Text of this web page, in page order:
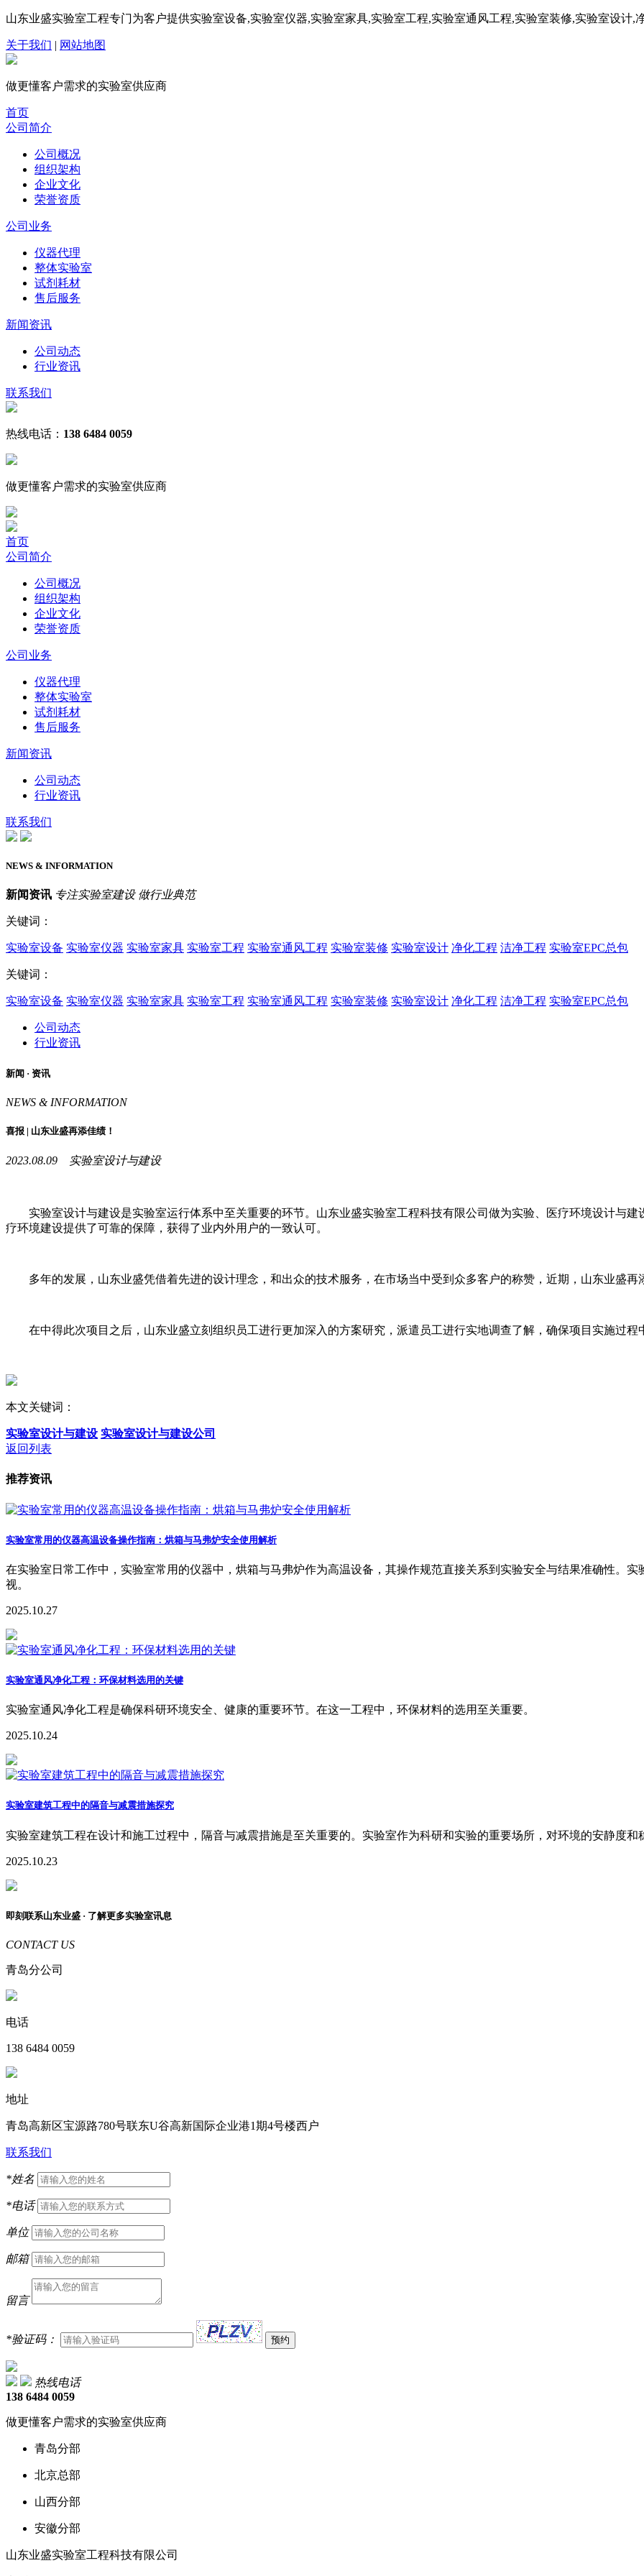
山东业盛实验室工程专门为客户提供实验室设备,实验室仪器,实验室家具,实验室工程,实验室通风工程,实验室装修,实验室设计,
关于我们 | 网站地图
做更懂客户需求的实验室供应商
首页
公司简介
公司概况
组织架构
企业文化
荣誉资质
公司业务
仪器代理
整体实验室
试剂耗材
售后服务
新闻资讯
公司动态
行业资讯
联系我们
热线电话： 138 6484 0059
做更懂客户需求的实验室供应商
首页
公司简介
公司概况
组织架构
企业文化
荣誉资质
公司业务
仪器代理
整体实验室
试剂耗材
售后服务
新闻资讯
公司动态
行业资讯
联系我们
NEWS & INFORMATION
新闻资讯 专注实验室建设 做行业典范
关键词：
实验室设备 实验室仪器 实验室家具 实验室工程 实验室通风工程 实验室装修 实验室设计 净化工程 洁净工程 实验室EPC总包
关键词：
实验室设备 实验室仪器 实验室家具 实验室工程 实验室通风工程 实验室装修 实验室设计 净化工程 洁净工程 实验室EPC总包
公司动态
行业资讯
新闻 · 资讯
NEWS & INFORMATION
喜报 | 山东业盛再添佳绩！
2023.08.09 实验室设计与建设
实验室设计与建设是实验室运行体系中至关重要的环节。山东业盛实验室工程科技有限公司做为实验、医疗环境设计与
疗环境建设提供了可靠的保障，获得了业内外用户的一致认可。
多年的发展，山东业盛凭借着先进的设计理念，和出众的技术服务，在市场当中受到众多客户的称赞，近期，山东业盛再
在中得此次项目之后，山东业盛立刻组织员工进行更加深入的方案研究，派遣员工进行实地调查了解，确保项目实施过
本文关键词：
实验室设计与建设 实验室设计与建设公司
返回列表
推荐资讯
实验室常用的仪器高温设备操作指南：烘箱与马弗炉安全使用解析
在实验室日常工作中，实验室常用的仪器中，烘箱与马弗炉作为高温设备，其操作规范直接关系到实验安全与结果准确性。
视。
2025.10.27
实验室通风净化工程：环保材料选用的关键
实验室通风净化工程是确保科研环境安全、健康的重要环节。在这一工程中，环保材料的选用至关重要。
2025.10.24
实验室建筑工程中的隔音与减震措施探究
实验室建筑工程在设计和施工过程中，隔音与减震措施是至关重要的。实验室作为科研和实验的重要场所，对环境的安静度和
2025.10.23
即刻联系山东业盛 · 了解更多实验室讯息
CONTACT US
青岛分公司
电话
138 6484 0059
地址
青岛高新区宝源路780号联东U谷高新国际企业港1期4号楼西户
联系我们
*姓名
*电话
单位
邮箱
留言
*验证码：
热线电话
138 6484 0059
做更懂客户需求的实验室供应商
青岛分部
北京总部
山西分部
安徽分部
山东业盛实验室工程科技有限公司